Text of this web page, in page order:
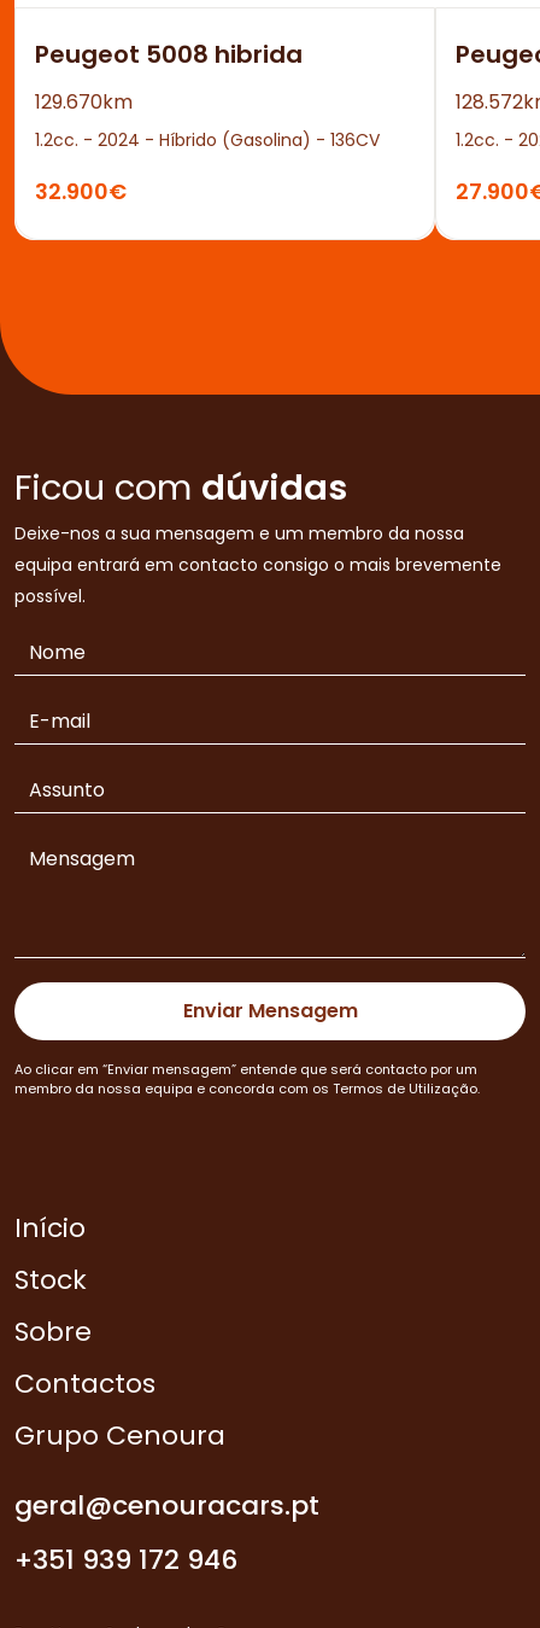
Peugeot 5008 hibrida
129.670km
1.2cc. - 2024 - Híbrido (Gasolina) - 136CV
32.900€
1.2cc. -
Ficou com dúvidas
Deixe-nos a sua mensagem e um membro da nossa
equipa entrará em contacto consigo o mais brevemente
possível.
Ao clicar em “Enviar mensagem” entende que será contacto por um
membro da nossa equipa e concorda com os Termos de Utilização.
Início
Stock
Sobre
Contactos
Grupo Cenoura
geral@cenouracars.pt
+351 939 172 946